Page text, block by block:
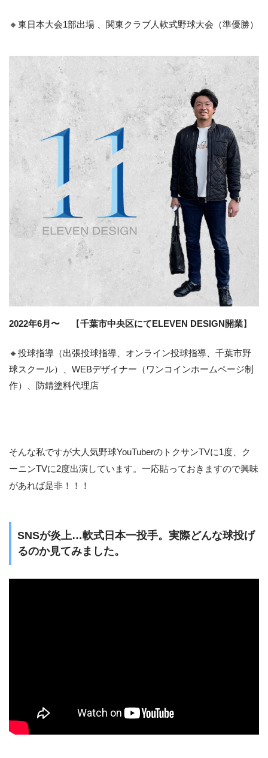
🔸東日本大会1部出場 、関東クラブ人軟式野球大会（準優勝）
2022年6月〜 【千葉市中央区にてELEVEN DESIGN開業】
🔸投球指導（出張投球指導、オンライン投球指導、千葉市野
球スクール）、WEBデザイナー（ワンコインホームページ制
作）、防錆塗料代理店
そんな私ですが大人気野球YouTuberのトクサンTVに1度、ク
ーニンTVに2度出演しています。一応貼っておきますので興味
があれば是非！！！
SNSが炎上…軟式日本一投手。実際どんな球投げ
るのか見てみました。